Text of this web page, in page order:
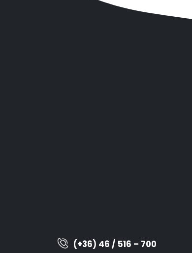
(+36) 46 / 516 – 700